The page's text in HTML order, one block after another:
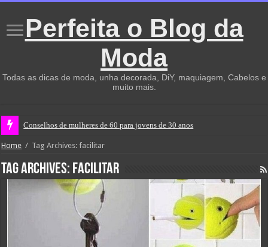
Perfeita o Blog da
Moda
Todas as dicas de moda, unha decorada, DiY, maquiagem, Cabelos e
muito mais.
Conselhos de mulheres de 60 para jovens de 30 anos
Home / Tag Archives: facilitar
Tag Archives: facilitar